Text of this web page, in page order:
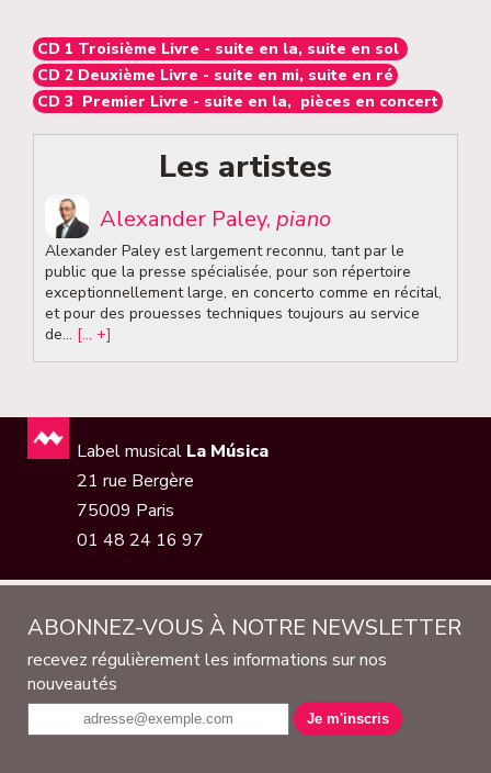
CD 1 Troisième Livre - suite en la, suite en sol
CD 2 Deuxième Livre - suite en mi, suite en ré
CD 3 Premier Livre - suite en la, pièces en concert
Les artistes
Alexander Paley, piano
Alexander Paley est largement reconnu, tant par le
public que la presse spécialisée, pour son répertoire
exceptionnellement large, en concerto comme en récital,
et pour des prouesses techniques toujours au service
de... [... +]
Label musical La Música
21 rue Bergère
75009 Paris
01 48 24 16 97
ABONNEZ-VOUS À NOTRE NEWSLETTER
recevez régulièrement les informations sur nos
nouveautés
Je m'inscris